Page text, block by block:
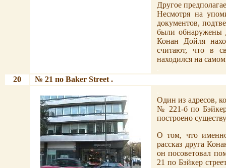
Другое
Несмотря на
документов,
были обнаружены
Конан Дойля
считают, что в
находился на
20
№ 21 по Baker Street .
Один из адресов,
№ 221-б по Бэйкер
построено
О том, что именно
рассказ друга
он посоветовал
21 по Бэйкер